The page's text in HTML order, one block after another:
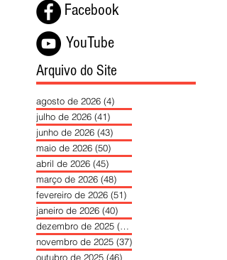
Facebook
YouTube
Arquivo do Site
agosto de 2026 (4)
julho de 2026 (41)
junho de 2026 (43)
maio de 2026 (50)
abril de 2026 (45)
março de 2026 (48)
fevereiro de 2026 (51)
janeiro de 2026 (40)
dezembro de 2025 (39)
novembro de 2025 (37)
outubro de 2025 (46)